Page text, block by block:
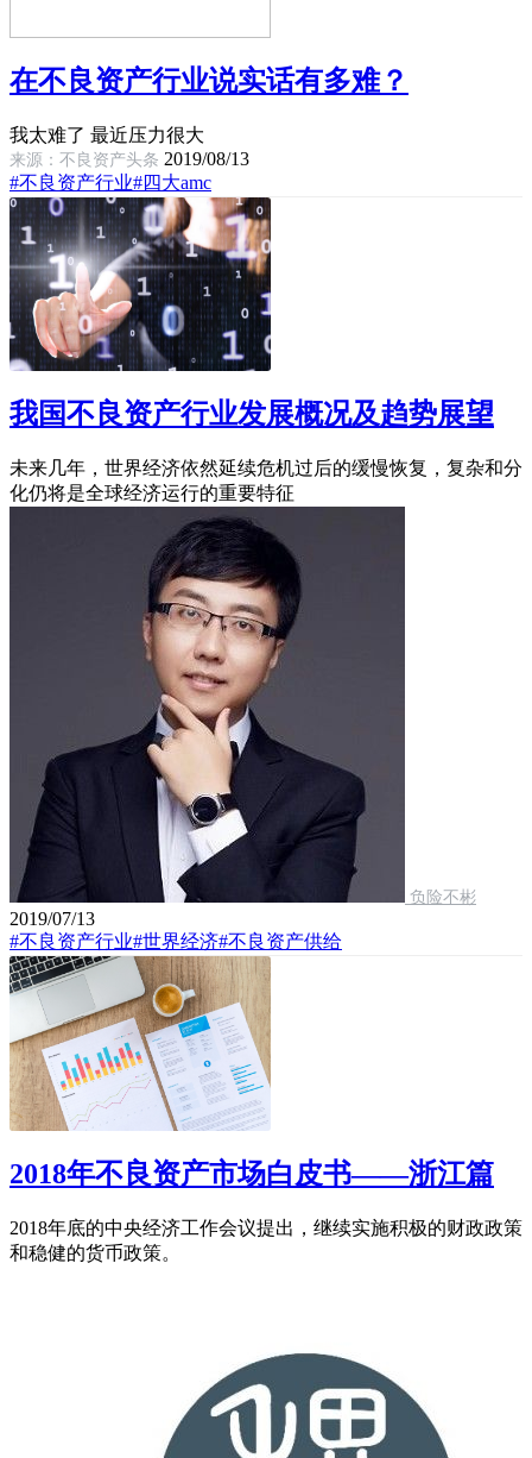
在不良资产行业说实话有多难？
我太难了 最近压力很大
来源：不良资产头条 2019/08/13
#不良资产行业#四大amc
我国不良资产行业发展概况及趋势展望
未来几年，世界经济依然延续危机过后的缓慢恢复，复杂和分
化仍将是全球经济运行的重要特征
负险不彬
2019/07/13
#不良资产行业#世界经济#不良资产供给
2018年不良资产市场白皮书——浙江篇
2018年底的中央经济工作会议提出，继续实施积极的财政政策
和稳健的货币政策。